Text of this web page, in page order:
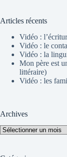
Articles récents
Vidéo :
Vidéo : le
Vidéo : la
Mon père est
littéraire)
Vidéo : les
Archives
Archives